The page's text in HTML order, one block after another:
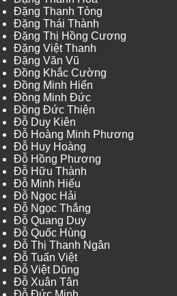
Đặng Thanh Tòng
Đặng Thái Thành
Đặng Thị Hồng Cương
Đặng Việt Thanh
Đặng Văn Vũ
Đồng Khắc Cường
Đồng Minh Hiển
Đồng Minh Đức
Đồng Đức Thiện
Đỗ Duy Kiên
Đỗ Hoàng Minh Phương
Đỗ Huy Hoàng
Đỗ Hồng Phương
Đỗ Hữu Thành
Đỗ Minh Hiếu
Đỗ Ngọc Hải
Đỗ Ngọc Thắng
Đỗ Quang Duy
Đỗ Quốc Hùng
Đỗ Thị Thanh Ngân
Đỗ Tuấn Việt
Đỗ Việt Dũng
Đỗ Xuân Tân